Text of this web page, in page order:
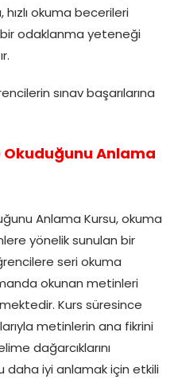
okuma becerileri
odaklanma yeteneği
sınav başarılarına
Okuduğunu Anlama
Anlama Kursu, okuma
yönelik sunulan bir
seri okuma
okunan metinleri
Kurs süresince
metinlerin ana fikrini
dağarcıklarını
daha iyi anlamak için etkili